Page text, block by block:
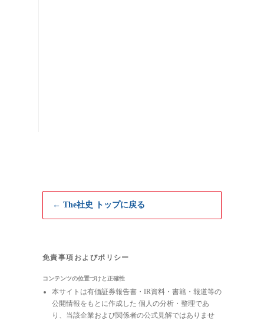
← The社史 トップに戻る
免責事項およびポリシー
コンテンツの位置づけと正確性
本サイトは有価証券報告書・IR資料・書籍・報道等の
公開情報をもとに作成した 個人の分析・整理であ
り、当該企業および関係者の公式見解ではありませ